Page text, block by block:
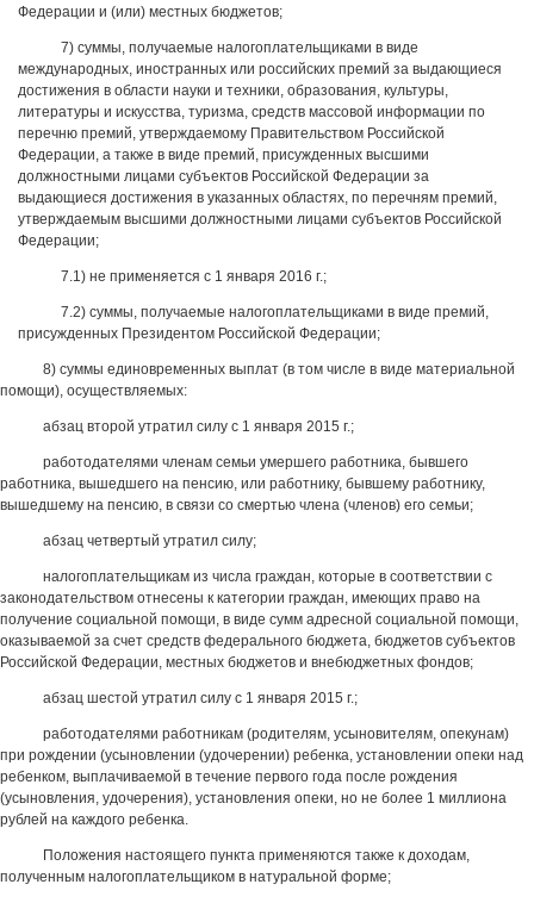
Федерации и (или) местных бюджетов;
7) суммы, получаемые налогоплательщиками в виде
международных, иностранных или российских премий за выдающиеся
достижения в области науки и техники, образования, культуры,
литературы и искусства, туризма, средств массовой информации по
перечню премий, утверждаемому Правительством Российской
Федерации, а также в виде премий, присужденных высшими
должностными лицами субъектов Российской Федерации за
выдающиеся достижения в указанных областях, по перечням премий,
утверждаемым высшими должностными лицами субъектов Российской
Федерации;
7.1) не применяется с 1 января 2016 г.;
7.2) суммы, получаемые налогоплательщиками в виде премий,
присужденных Президентом Российской Федерации;
8) суммы единовременных выплат (в том числе в виде материальной
помощи), осуществляемых:
абзац второй утратил силу с 1 января 2015 г.;
работодателями членам семьи умершего работника, бывшего
работника, вышедшего на пенсию, или работнику, бывшему работнику,
вышедшему на пенсию, в связи со смертью члена (членов) его семьи;
абзац четвертый утратил силу;
налогоплательщикам из числа граждан, которые в соответствии с
законодательством отнесены к категории граждан, имеющих право на
получение социальной помощи, в виде сумм адресной социальной помощи,
оказываемой за счет средств федерального бюджета, бюджетов субъектов
Российской Федерации, местных бюджетов и внебюджетных фондов;
абзац шестой утратил силу с 1 января 2015 г.;
работодателями работникам (родителям, усыновителям, опекунам)
при рождении (усыновлении (удочерении) ребенка, установлении опеки над
ребенком, выплачиваемой в течение первого года после рождения
(усыновления, удочерения), установления опеки, но не более 1 миллиона
рублей на каждого ребенка.
Положения настоящего пункта применяются также к доходам,
полученным налогоплательщиком в натуральной форме;